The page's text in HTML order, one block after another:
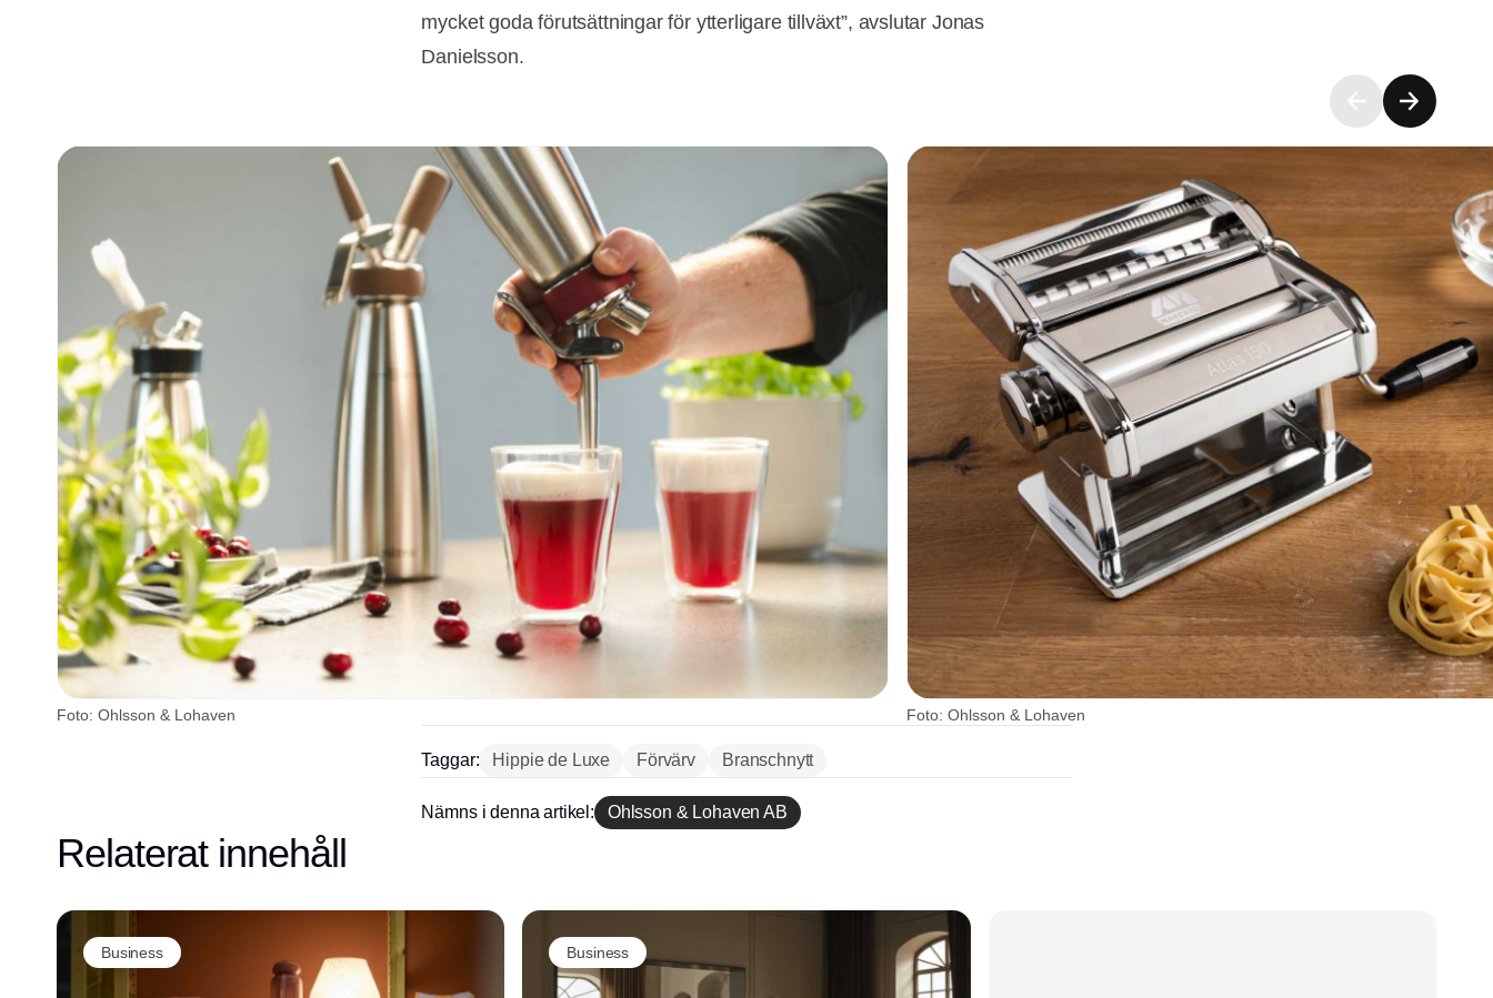
mycket goda förutsättningar för ytterligare tillväxt”, avslutar Jonas
Danielsson.
Foto: Ohlsson & Lohaven Foto: Ohlsson & Lohaven
Taggar: Hippie de Luxe Förvärv Branschnytt
Nämns i denna artikel: Ohlsson & Lohaven AB
Relaterat innehåll
Business Business